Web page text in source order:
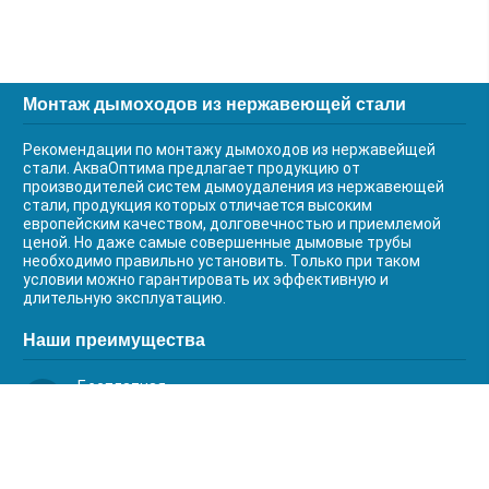
Монтаж дымоходов из нержавеющей стали
Рекомендации по монтажу дымоходов из нержавейщей
стали. АкваОптима предлагает продукцию от
производителей систем дымоудаления из нержавеющей
стали, продукция которых отличается высоким
европейским качеством, долговечностью и приемлемой
ценой. Но даже самые совершенные дымовые трубы
необходимо правильно установить. Только при таком
условии можно гарантировать их эффективную и
длительную эксплуатацию.
Наши преимущества
Бесплатная